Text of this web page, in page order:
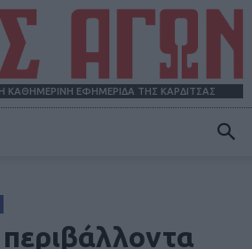
ΚΑΘΗΜΕΡΙΝΗ ΕΦΗΜΕΡΙΔΑ ΤΗΣ ΚΑΡΔΙΤΣΑΣ